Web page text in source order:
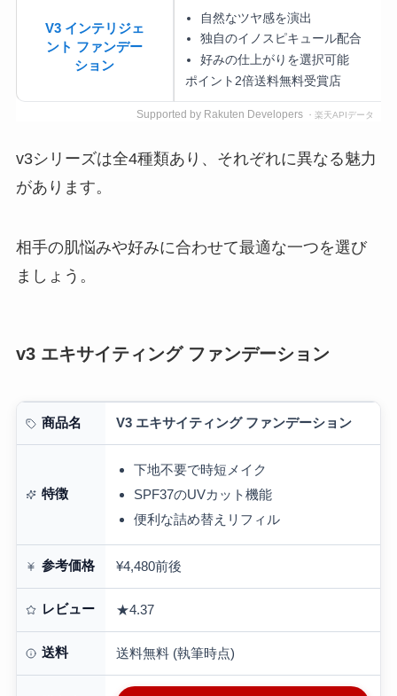
V3 インテリジェ
ント ファンデー
ション
自然なツヤ感を演出
独自のイノスピキュール配合
好みの仕上がりを選択可能
ポイント2倍送料無料受賞店
Supported by Rakuten Developers ・楽天APIデータ
v3シリーズは全4種類あり、それぞれに異なる魅力
があります。
相手の肌悩みや好みに合わせて最適な一つを選び
ましょう。
v3 エキサイティング ファンデーション
商品名 V3 エキサイティング ファンデーション
特徴
下地不要で時短メイク
SPF37のUVカット機能
便利な詰め替えリフィル
参考価格 ¥4,480前後
レビュー ★4.37
送料 送料無料 (執筆時点)